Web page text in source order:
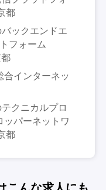
都
ックエンドエ
フォーム
合インターネッ
クニカルプロ
ッパーネットワ
都